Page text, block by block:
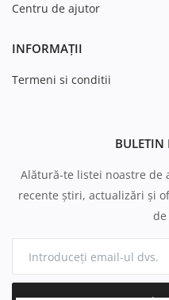
Centru de ajutor
INFORMAȚII
Termeni si conditii
BULETIN
Alătură-te listei noastre de
recente știri, actualizări și
de